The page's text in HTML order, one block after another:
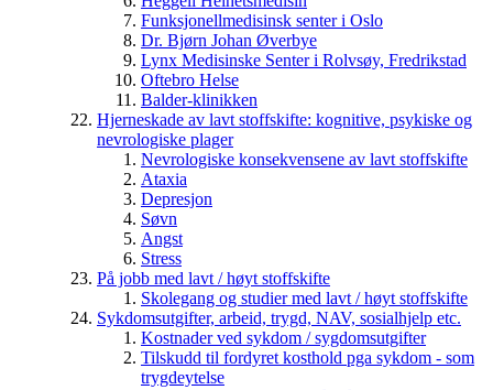
Funksjonellmedisinsk senter i Oslo
Dr. Bjørn Johan Øverbye
Lynx Medisinske Senter i Rolvsøy, Fredrikstad
Oftebro Helse
Balder-klinikken
Hjerneskade av lavt stoffskifte: kognitive, psykiske og
nevrologiske plager
Nevrologiske konsekvensene av lavt stoffskifte
Ataxia
Depresjon
Søvn
Angst
Stress
På jobb med lavt / høyt stoffskifte
Skolegang og studier med lavt / høyt stoffskifte
Sykdomsutgifter, arbeid, trygd, NAV, sosialhjelp etc.
Kostnader ved sykdom / sygdomsutgifter
Tilskudd til fordyret kosthold pga sykdom - som
trygdeytelse